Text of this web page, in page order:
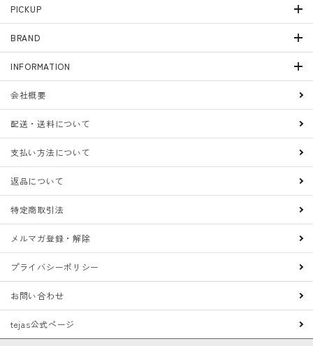
PICKUP
BRAND
INFORMATION
会社概要
配送・送料について
支払い方法について
返品について
特定商取引法
メルマガ登録・解除
プライバシーポリシー
お問い合わせ
tejas公式ページ